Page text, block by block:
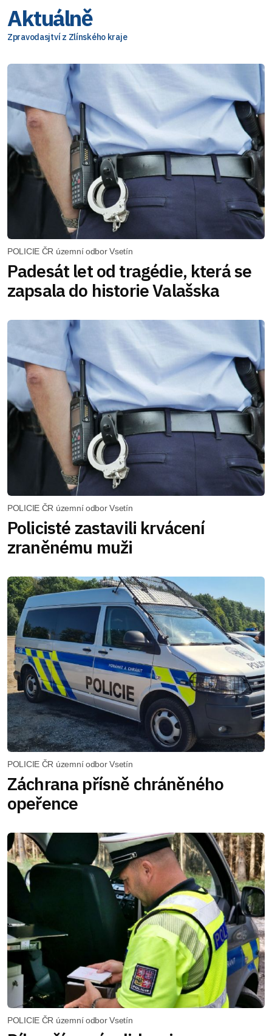
Aktuálně
Zpravodasjtví z Zlínského kraje
POLICIE ČR územní odbor Vsetín
Padesát let od tragédie, která se
zapsala do historie Valašska
POLICIE ČR územní odbor Vsetín
Policisté zastavili krvácení
zraněnému muži
POLICIE ČR územní odbor Vsetín
Záchrana přísně chráněného
opeřence
POLICIE ČR územní odbor Vsetín